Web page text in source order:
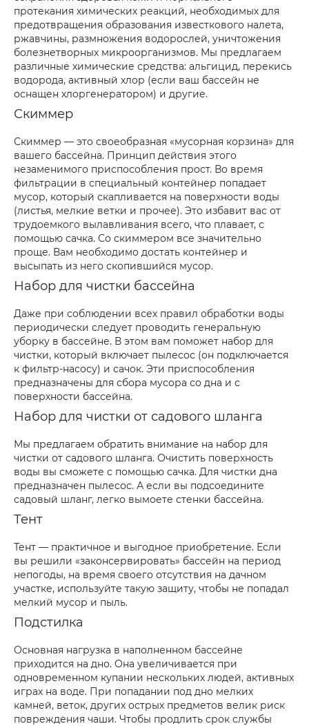
протекания химических реакций, необходимых для
предотвращения образования известкового налета,
ржавчины, размножения водорослей, уничтожения
болезнетворных микроорганизмов. Мы предлагаем
различные химические средства: альгицид, перекись
водорода, активный хлор (если ваш бассейн не
оснащен хлоргенератором) и другие.
Скиммер
Скиммер — это своеобразная «мусорная корзина» для
вашего бассейна. Принцип действия этого
незаменимого приспособления прост. Во время
фильтрации в специальный контейнер попадает
мусор, который скапливается на поверхности воды
(листья, мелкие ветки и прочее). Это избавит вас от
трудоемкого вылавливания всего, что плавает, с
помощью сачка. Со скиммером все значительно
проще. Вам необходимо достать контейнер и
высыпать из него скопившийся мусор.
Набор для чистки бассейна
Даже при соблюдении всех правил обработки воды
периодически следует проводить генеральную
уборку в бассейне. В этом вам поможет набор для
чистки, который включает пылесос (он подключается
к фильтр-насосу) и сачок. Эти приспособления
предназначены для сбора мусора со дна и с
поверхности бассейна.
Набор для чистки от садового шланга
Мы предлагаем обратить внимание на набор для
чистки от садового шланга. Очистить поверхность
воды вы сможете с помощью сачка. Для чистки дна
предназначен пылесос. А если вы подсоедините
садовый шланг, легко вымоете стенки бассейна.
Тент
Тент — практичное и выгодное приобретение. Если
вы решили «законсервировать» бассейн на период
непогоды, на время своего отсутствия на дачном
участке, используйте такую защиту, чтобы не попадал
мелкий мусор и пыль.
Подстилка
Основная нагрузка в наполненном бассейне
приходится на дно. Она увеличивается при
одновременном купании нескольких людей, активных
играх на воде. При попадании под дно мелких
камней, веток, других острых предметов велик риск
повреждения чаши. Чтобы продлить срок службы